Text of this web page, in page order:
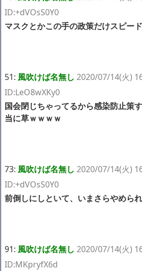
ID:+dVOsS0Y0
マスクとかこの手の政策だけスピー
51: 風吹けば名無し 2020/07/14(火)
ID:LeO8wXKy0
国会閉じちゃってるから感染防止策
当に草ｗｗｗｗ
73: 風吹けば名無し 2020/07/14(火)
ID:+dVOsS0Y0
前倒しにしといて、いまさらやめら
91: 風吹けば名無し 2020/07/14(火)
ID:MKpryfX6d